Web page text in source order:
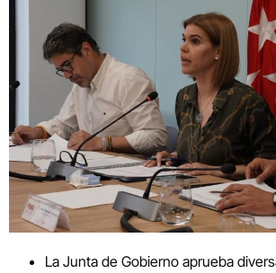
La Junta de Gobierno aprueba